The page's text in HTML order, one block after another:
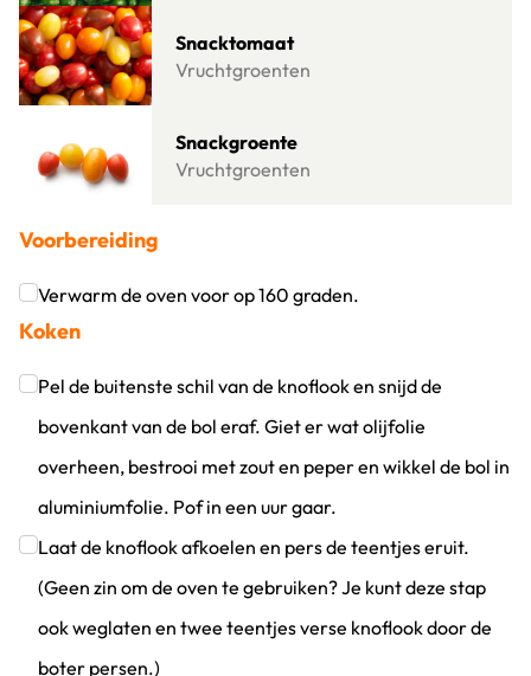
Snacktomaat
Vruchtgroenten
Lees meer over Snacktomaat
Snackgroente
Vruchtgroenten
Voorbereiding
Verwarm de oven voor op 160 graden.
Klik om dit selectievakje aan te vinken
Koken
Pel de buitenste schil van de knoflook en snijd de
bovenkant van de bol eraf. Giet er wat olijfolie
overheen, bestrooi met zout en peper en wikkel de bol in
aluminiumfolie. Pof in een uur gaar.
Klik om dit selectievakje aan te vinken
Laat de knoflook afkoelen en pers de teentjes eruit.
(Geen zin om de oven te gebruiken? Je kunt deze stap
ook weglaten en twee teentjes verse knoflook door de
boter persen.)